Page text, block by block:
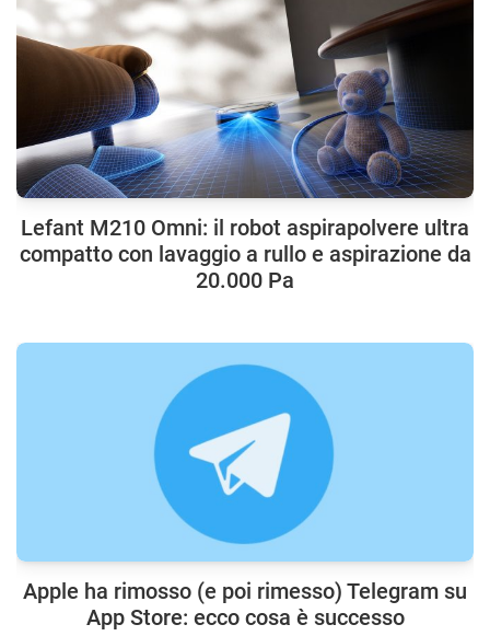
Lefant M210 Omni: il robot aspirapolvere ultra
compatto con lavaggio a rullo e aspirazione da
20.000 Pa
Apple ha rimosso (e poi rimesso) Telegram su
App Store: ecco cosa è successo